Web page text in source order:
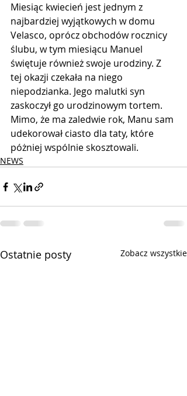
Miesiąc kwiecień jest jednym z
najbardziej wyjątkowych w domu
Velasco, oprócz obchodów rocznicy
ślubu, w tym miesiącu Manuel
świętuje również swoje urodziny. Z
tej okazji czekała na niego
niepodzianka. Jego malutki syn
zaskoczył go urodzinowym tortem.
Mimo, że ma zaledwie rok, Manu sam
udekorował ciasto dla taty, które
póżniej wspólnie skosztowali.
NEWS
Ostatnie posty Zobacz wszystkie